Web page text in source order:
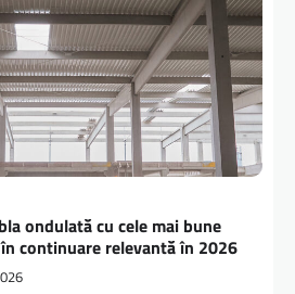
ondulată cu cele mai bune
continuare relevantă în 2026